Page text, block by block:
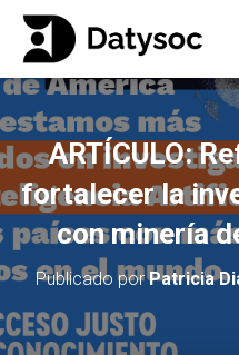
ARTÍCULO:
fortalecer la
con minería
Publicado porPatricia